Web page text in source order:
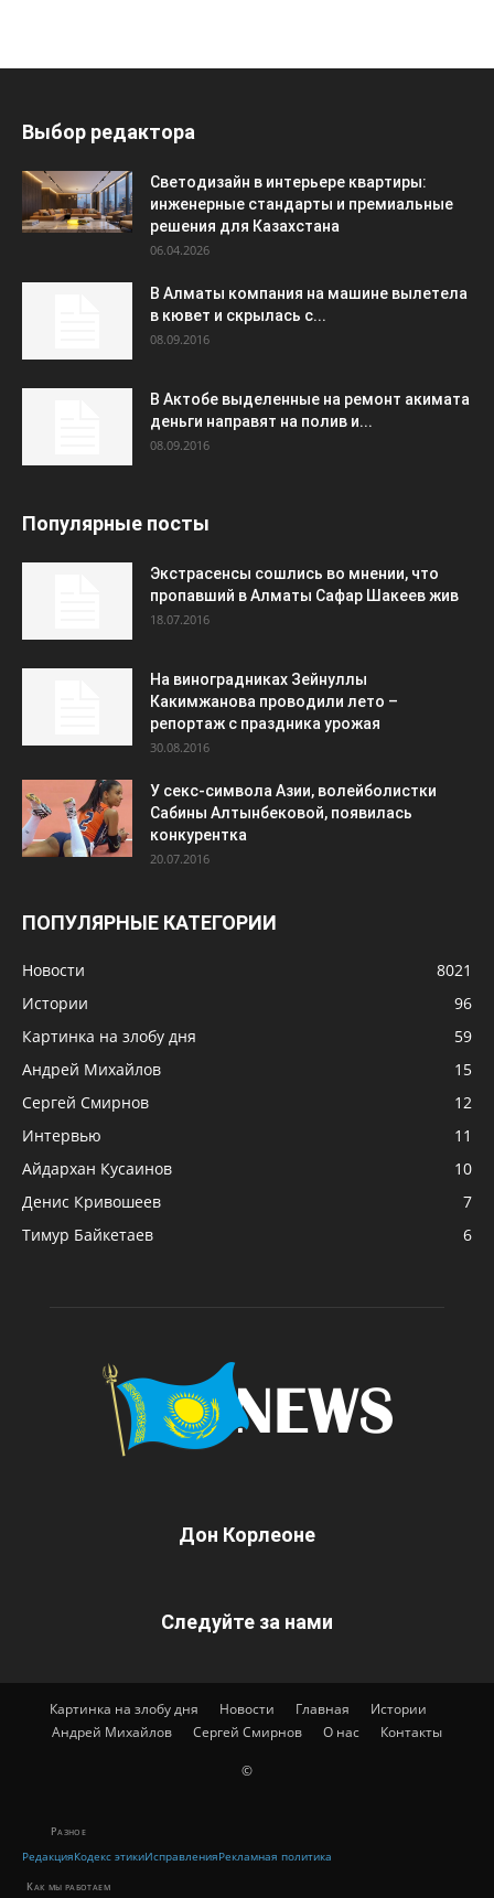
Выбор редактора
Светодизайн в интерьере квартиры:
инженерные стандарты и премиальные
решения для Казахстана
06.04.2026
В Алматы компания на машине вылетела
в кювет и скрылась с...
08.09.2016
В Актобе выделенные на ремонт акимата
деньги направят на полив и...
08.09.2016
Популярные посты
Экстрасенсы сошлись во мнении, что
пропавший в Алматы Сафар Шакеев жив
18.07.2016
На виноградниках Зейнуллы
Какимжанова проводили лето –
репортаж с праздника урожая
30.08.2016
У секс-символа Азии, волейболистки
Сабины Алтынбековой, появилась
конкурентка
20.07.2016
ПОПУЛЯРНЫЕ КАТЕГОРИИ
Новости
8021
Истории
96
Картинка на злобу дня
59
Андрей Михайлов
15
Сергей Смирнов
12
Интервью
11
Айдархан Кусаинов
10
Денис Кривошеев
7
Тимур Байкетаев
6
Дон Корлеоне
Следуйте за нами
Картинка на злобу дня Новости Главная
Истории
Андрей Михайлов
Сергей Смирнов О нас Контакты
©
Разное
РедакцияКодекс этикиИсправленияРекламная политика
Как мы работаем